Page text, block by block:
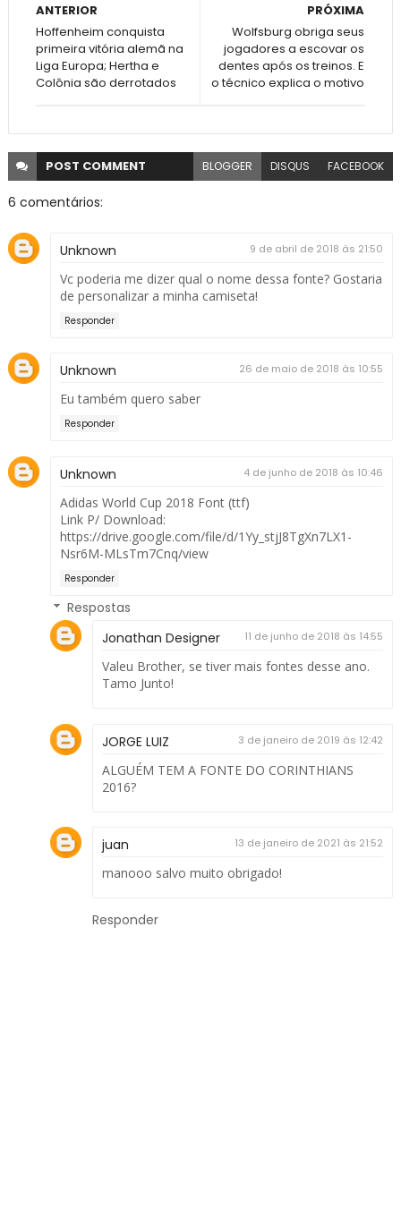
PRÓXIMA
Wolfsburg obriga seus
jogadores a escovar os
dentes após os treinos. E
o técnico explica o motivo
ANTERIOR
Hoffenheim conquista
primeira vitória alemã na
Liga Europa; Hertha e
Colônia são derrotados
POST COMMENT BLOGGER DISQUS FACEBOOK
6 comentários:
Unknown 9 de abril de 2018 às 21:50
Vc poderia me dizer qual o nome dessa fonte? Gostaria
de personalizar a minha camiseta!
Responder
Unknown 26 de maio de 2018 às 10:55
Eu também quero saber
Responder
Unknown 4 de junho de 2018 às 10:46
Adidas World Cup 2018 Font (ttf)
Link P/ Download:
https://drive.google.com/file/d/1Yy_stjJ8TgXn7LX1-
Nsr6M-MLsTm7Cnq/view
Responder
Respostas
Jonathan Designer
11 de junho de 2018 às 14:55
Valeu Brother, se tiver mais fontes desse ano.
Tamo Junto!
JORGE LUIZ 3 de janeiro de 2019 às 12:42
ALGUÉM TEM A FONTE DO CORINTHIANS
2016?
juan 13 de janeiro de 2021 às 21:52
manooo salvo muito obrigado!
Responder